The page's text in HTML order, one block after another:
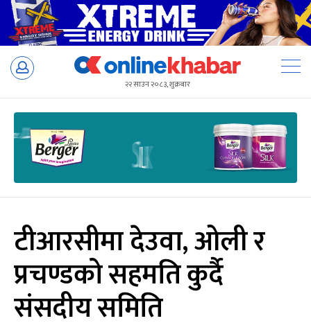
Skip
२२ साउन २०८३, शुक्रबार
टीआरसीमा देउवा, ओली र
प्रचण्डको सहमति कुर्दै
संसदीय समिति